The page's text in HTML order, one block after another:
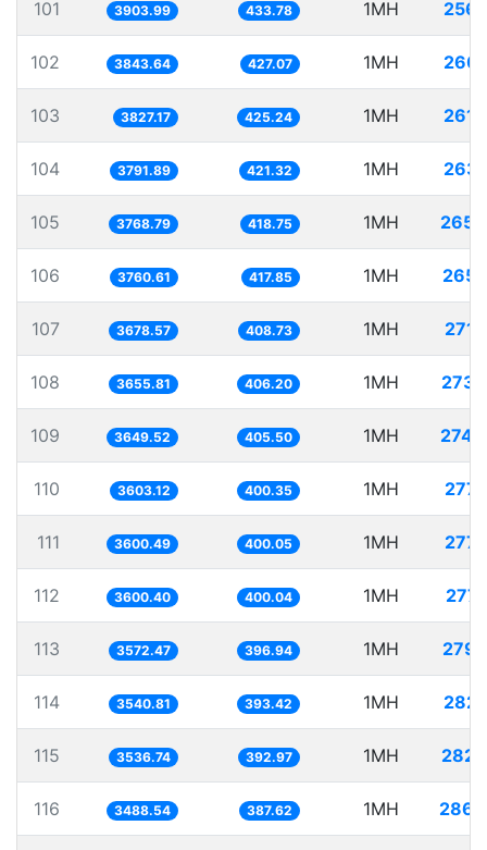
101 3903.99 433.78 1MH
102 3843.64 427.07 1MH
103 3827.17 425.24 1MH
104 3791.89 421.32 1MH
105 3768.79 418.75 1MH
106 3760.61 417.85 1MH
107 3678.57 408.73 1MH
108 3655.81 406.20 1MH
109 3649.52 405.50 1MH
110 3603.12 400.35 1MH
111 3600.49 400.05 1MH
112 3600.40 400.04 1MH
113 3572.47 396.94 1MH
114 3540.81 393.42 1MH
115 3536.74 392.97 1MH
116 3488.54 387.62 1MH